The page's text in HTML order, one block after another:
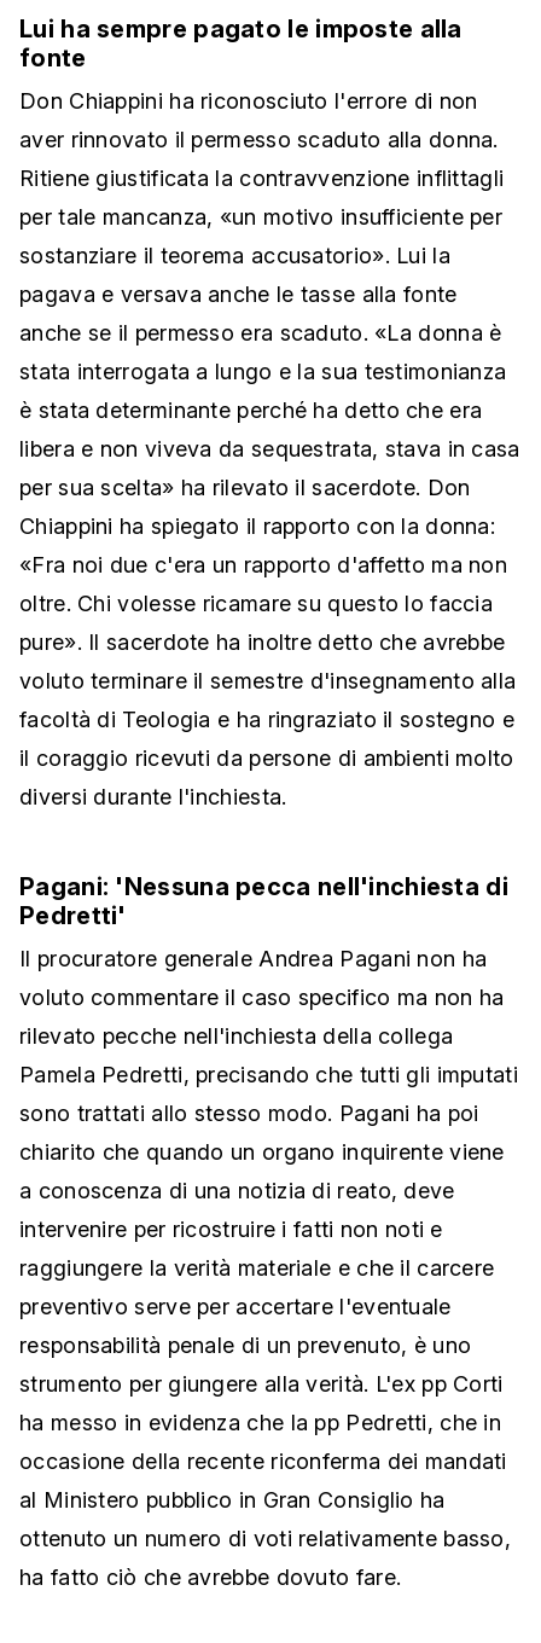
Lui ha sempre pagato le imposte alla
fonte
Don Chiappini ha riconosciuto l'errore di non
aver rinnovato il permesso scaduto alla donna.
Ritiene giustificata la contravvenzione inflittagli
per tale mancanza, «un motivo insufficiente per
sostanziare il teorema accusatorio». Lui la
pagava e versava anche le tasse alla fonte
anche se il permesso era scaduto. «La donna è
stata interrogata a lungo e la sua testimonianza
è stata determinante perché ha detto che era
libera e non viveva da sequestrata, stava in casa
per sua scelta» ha rilevato il sacerdote. Don
Chiappini ha spiegato il rapporto con la donna:
«Fra noi due c'era un rapporto d'affetto ma non
oltre. Chi volesse ricamare su questo lo faccia
pure». Il sacerdote ha inoltre detto che avrebbe
voluto terminare il semestre d'insegnamento alla
facoltà di Teologia e ha ringraziato il sostegno e
il coraggio ricevuti da persone di ambienti molto
diversi durante l'inchiesta.
Pagani: 'Nessuna pecca nell'inchiesta di
Pedretti'
Il procuratore generale Andrea Pagani non ha
voluto commentare il caso specifico ma non ha
rilevato pecche nell'inchiesta della collega
Pamela Pedretti, precisando che tutti gli imputati
sono trattati allo stesso modo. Pagani ha poi
chiarito che quando un organo inquirente viene
a conoscenza di una notizia di reato, deve
intervenire per ricostruire i fatti non noti e
raggiungere la verità materiale e che il carcere
preventivo serve per accertare l'eventuale
responsabilità penale di un prevenuto, è uno
strumento per giungere alla verità. L'ex pp Corti
ha messo in evidenza che la pp Pedretti, che in
occasione della recente riconferma dei mandati
al Ministero pubblico in Gran Consiglio ha
ottenuto un numero di voti relativamente basso,
ha fatto ciò che avrebbe dovuto fare.